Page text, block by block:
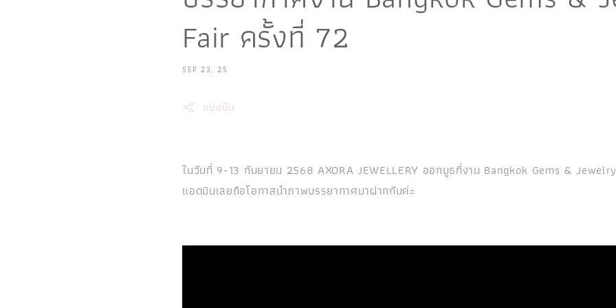
Fair ครั้งที่ 72
SEP 23, 25
แบ่งปัน
ในวันที่ 9-13 กันยายน 2568 AXORA JEWELLERY ออกบูธที่งาน Bangkok Gems &
แอดมินเลยถือโอกาสนำภาพบรรยากาศมาฝากกันค่ะ